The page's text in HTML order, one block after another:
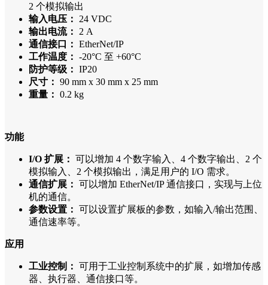
2 个模拟输出
输入电压：
24 VDC
输出电流：
2 A
通信接口： EtherNet/IP
工作温度： -20°C 至 +60°C
防护等级： IP20
尺寸： 90 mm x 30 mm x 25 mm
重量： 0.2 kg
功能
I/O 扩展： 可以增加 4 个数字输入、4 个数字输出、2 个
模拟输入、2 个模拟输出，满足用户的 I/O 需求。
通信扩展： 可以增加 EtherNet/IP 通信接口，实现与上位
机的通信。
参数设置： 可以设置扩展板的参数，如输入/输出范围、
通信速率等。
应用
工业控制： 可用于工业控制系统中的扩展，如增加传感
器、执行器、通信接口等。